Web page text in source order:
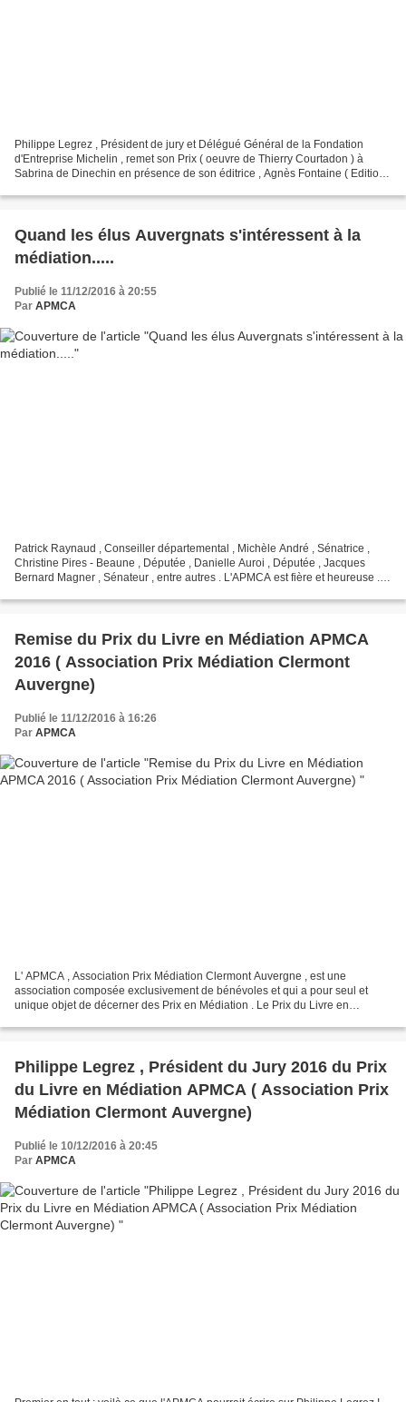
Philippe Legrez , Président de jury et Délégué Général de la Fondation
d'Entreprise Michelin , remet son Prix ( oeuvre de Thierry Courtadon ) à
Sabrina de Dinechin en présence de son éditrice , Agnès Fontaine ( Editions
Quand les élus Auvergnats s'intéressent à la
médiation.....
Publié le 11/12/2016 à 20:55
Par APMCA
Patrick Raynaud , Conseiller départemental , Michèle André , Sénatrice ,
Christine Pires - Beaune , Députée , Danielle Auroi , Députée , Jacques
Bernard Magner , Sénateur , entre autres . L'APMCA est fière et heureuse .
Remise du Prix du Livre en Médiation APMCA
2016 ( Association Prix Médiation Clermont
Auvergne)
Publié le 11/12/2016 à 16:26
Par APMCA
L' APMCA , Association Prix Médiation Clermont Auvergne , est une
association composée exclusivement de bénévoles et qui a pour seul et
unique objet de décerner des Prix en Médiation . Le Prix du Livre en
Philippe Legrez , Président du Jury 2016 du Prix
du Livre en Médiation APMCA ( Association Prix
Médiation Clermont Auvergne)
Publié le 10/12/2016 à 20:45
Par APMCA